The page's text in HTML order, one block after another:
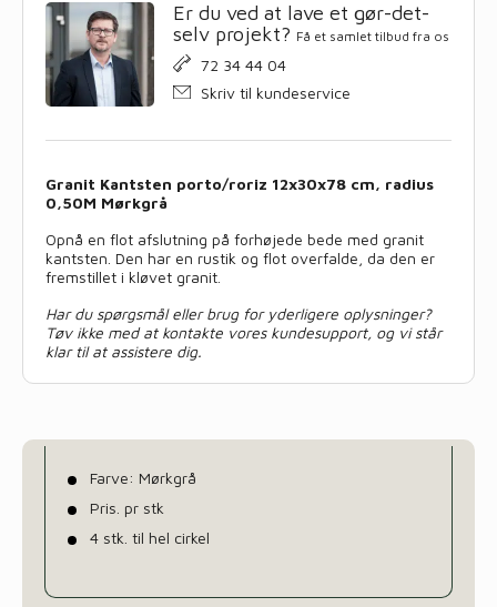
Er du ved at lave et gør-det-
selv projekt? Få et samlet tilbud fra os
72 34 44 04
Skriv til kundeservice
Granit Kantsten porto/roriz 12x30x78 cm, radius
0,50M Mørkgrå
Opnå en flot afslutning på forhøjede bede med granit
kantsten. Den har en rustik og flot overfalde, da den er
fremstillet i kløvet granit.
Har du spørgsmål eller brug for yderligere oplysninger?
Tøv ikke med at kontakte vores kundesupport, og vi står
klar til at assistere dig.
Farve: Mørkgrå
Pris. pr stk
4 stk. til hel cirkel